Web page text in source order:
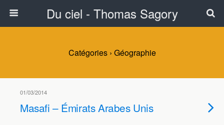
Du ciel - Thomas Sagory
Catégories › Géographie
01/03/2014
Masafi – Émirats Arabes Unis